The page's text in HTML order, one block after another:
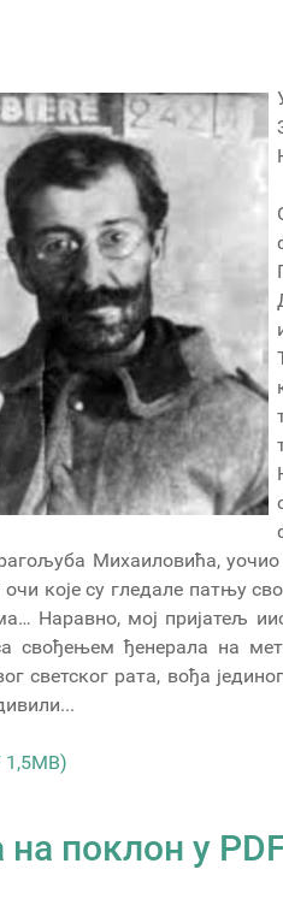
Михаиловића, уочио
које су гледале патњу
Наравно, мој пријатељ
свођењем ђенерала на
светског рата, вођа
поклон у